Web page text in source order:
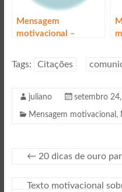
Mensagem
motivacional –
Tags: Citações
juliano setembro
Mensagem motivacional ,
← 20 dicas de ouro
Texto motivacional